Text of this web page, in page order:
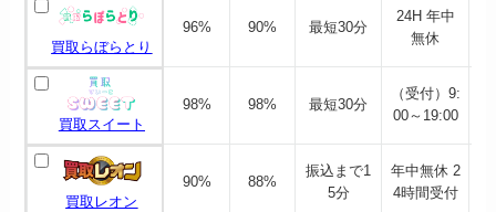
買取らぼらとり
96% 90% 最短30分
24H 年中
無休
買取スイート
98% 98% 最短30分
（受付）9:
00～19:00
買取レオン
90% 88%
振込まで1
5分
年中無休 2
4時間受付